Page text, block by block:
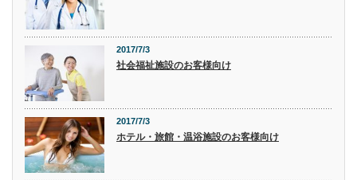
2017/7/3
社会福祉施設のお客様向け
2017/7/3
ホテル・旅館・温浴施設のお客様向け